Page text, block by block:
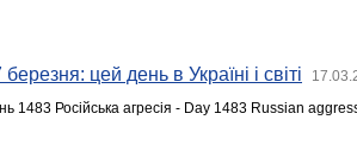
березня: цей день в Україні і світі
1483 Російська агресія - Day 1483 Russian